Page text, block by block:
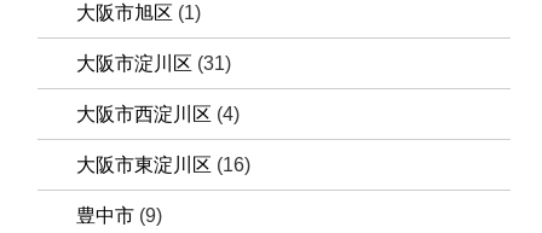
大阪市旭区 (1)
大阪市淀川区 (31)
大阪市西淀川区 (4)
大阪市東淀川区 (16)
豊中市 (9)